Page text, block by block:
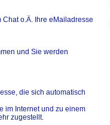
o.Ä. Ihre eMailadresse
und Sie werden
die sich automatisch
im Internet und zu einem
zugestellt.